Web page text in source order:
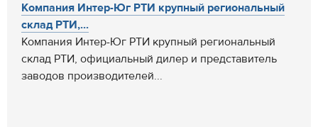
Компания Интер-Юг РТИ крупный региональный
склад РТИ,...
Компания Интер-Юг РТИ крупный региональный
склад РТИ, официальный дилер и представитель
заводов производителей...